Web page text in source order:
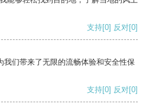
支持[0] 反对[0]
们带来了无限的流畅体验和安全性保
支持[0] 反对[0]